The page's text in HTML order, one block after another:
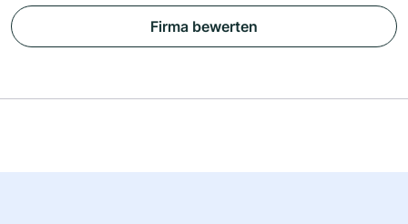
Firma bewerten